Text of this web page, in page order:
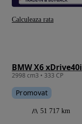
BMW X6 xDrive40i
2998 cm3 • 333 CP
Promovat
51 717 km
Calculeaza rata